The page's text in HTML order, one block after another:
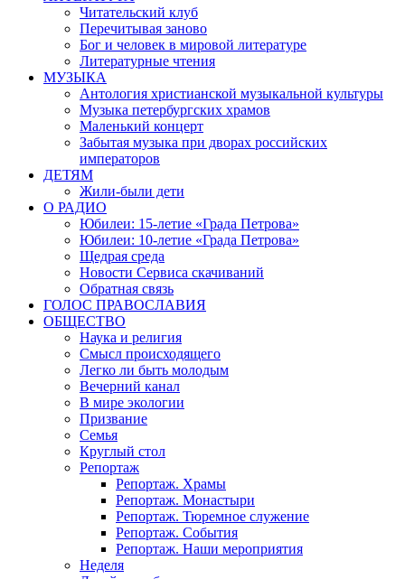
Читательский клуб
Перечитывая заново
Бог и человек в мировой литературе
Литературные чтения
МУЗЫКА
Антология христианской музыкальной культуры
Музыка петербургских храмов
Маленький концерт
Забытая музыка при дворах российских
императоров
ДЕТЯМ
Жили-были дети
О РАДИО
Юбилеи: 15-летие «Града Петрова»
Юбилеи: 10-летие «Града Петрова»
Щедрая среда
Новости Сервиса скачиваний
Обратная связь
ГОЛОС ПРАВОСЛАВИЯ
ОБЩЕСТВО
Наука и религия
Смысл происходящего
Легко ли быть молодым
Вечерний канал
В мире экологии
Призвание
Семья
Круглый стол
Репортаж
Репортаж. Храмы
Репортаж. Монастыри
Репортаж. Тюремное служение
Репортаж. События
Репортаж. Наши мероприятия
Неделя